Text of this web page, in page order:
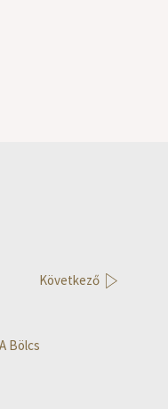
Következő
Bölcs